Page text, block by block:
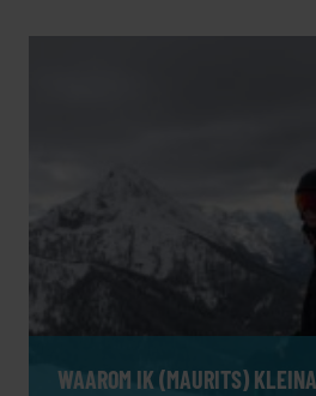
WAAROM IK (MAURITS)